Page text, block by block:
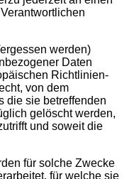
werden)
Daten
Richtlinien-
von dem
die sie betreffenden
gelöscht werden,
und soweit die
für solche Zwecke
für welche sie